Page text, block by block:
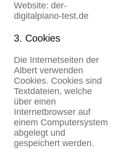
Website: der-
digitalpiano-test.de
3. Cookies
Die Internetseiten der
Albert verwenden
Cookies. Cookies sind
Textdateien, welche
über einen
Internetbrowser auf
einem Computersystem
abgelegt und
gespeichert werden.